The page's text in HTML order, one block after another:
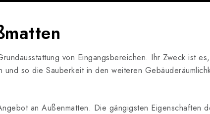
von Eingangsbereichen. Ihr Zweck ist
und so die Sauberkeit in den weiteren
an Außenmatten. Die gängigsten Eigenschaften